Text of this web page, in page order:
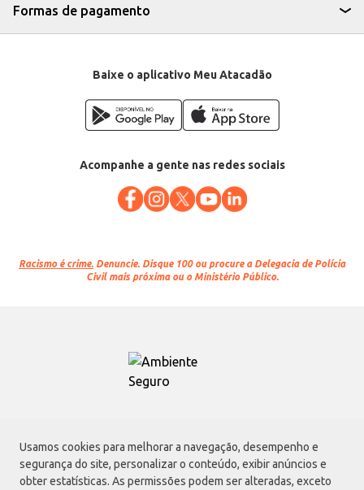
Usamos cookies para melhorar a navegação, desempenho e
segurança do site, personalizar o conteúdo, exibir anúncios e
obter estatísticas. As permissões podem ser alteradas, exceto
Formas de pagamento
Baixe o aplicativo Meu Atacadão
Acompanhe a gente nas redes sociais
Racismo é crime. Denuncie. Disque 100 ou procure a Delegacia de Polícia
Civil mais próxima ou o Ministério Público.
Atacadão S.A.
Avenida Morvan Dias de Figueiredo, 6169, Vila Maria, São Paulo - SP | CEP
02170-901 | CNPJ: 75.315.333/0001-09